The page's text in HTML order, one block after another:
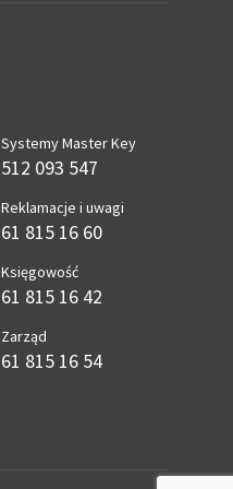
Systemy Master Key
512 093 547
Reklamacje i uwagi
61 815 16 60
Księgowość
61 815 16 42
Zarząd
61 815 16 54